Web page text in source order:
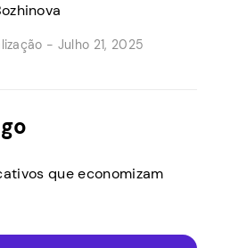
- Julho 21, 2025
que economizam